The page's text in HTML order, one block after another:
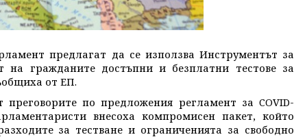
предлагат да се използва Инструментът за
на гражданите достъпни и безплатни тестове за
от ЕП.
по предложения регламент за COVID-
внесоха компромисен пакет, който
за тестване и ограниченията за свободно